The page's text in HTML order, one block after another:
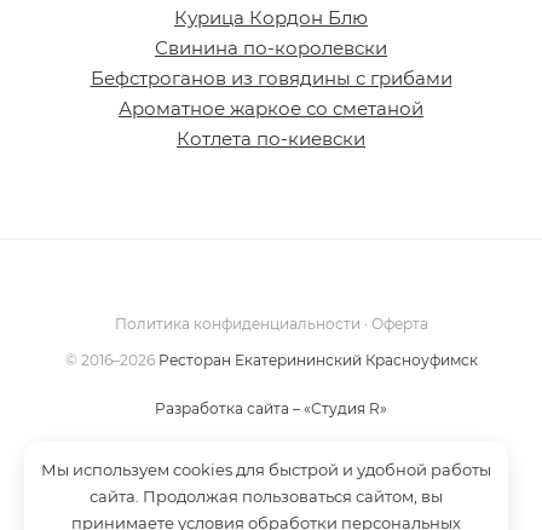
Курица Кордон Блю
Свинина по-королевски
Бефстроганов из говядины с грибами
Ароматное жаркое со сметаной
Котлета по-киевски
Политика конфиденциальности · Оферта
© 2016–2026 Ресторан Екатерининский Красноуфимск
Разработка сайта – «Студия R»
Мы используем cookies для быстрой и удобной работы
сайта. Продолжая пользоваться сайтом, вы
принимаете условия обработки персональных